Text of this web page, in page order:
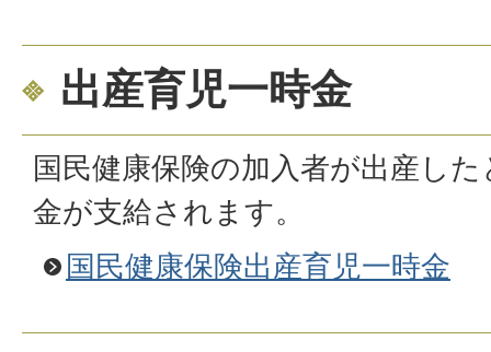
出産育児一時金
国民健康保険の加入者が出産し
金が支給されます。
国民健康保険出産育児一時金